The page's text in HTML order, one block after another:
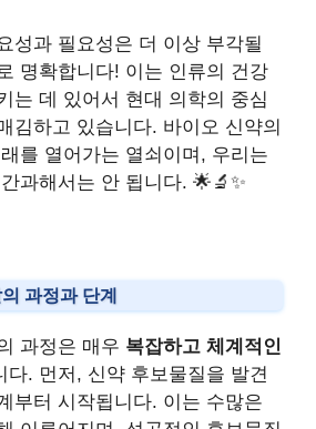
성과 필요성은 더 이상 부각될
명확합니다! 이는 인류의 건강
는 데 있어서 현대 의학의 중심
김하고 있습니다. 바이오 신약의
를 열어가는 열쇠이며, 우리는
과해서는 안 됩니다. 🌟🔬✨
과정과 단계
과정은 매우 복잡하고 체계적인
다. 먼저, 신약 후보물질을 발견
부터 시작됩니다. 이는 수많은